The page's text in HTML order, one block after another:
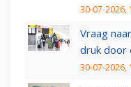
30-07-2026,
Vraag
druk door
30-07-2026,